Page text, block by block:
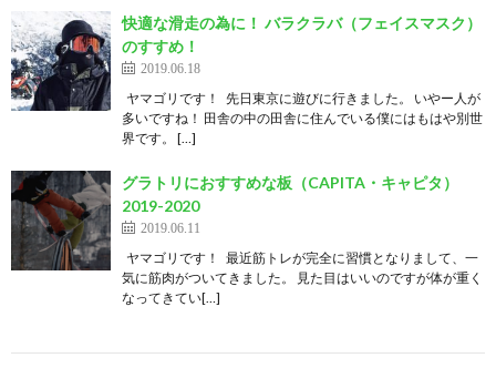
快適な滑走の為に！ バラクラバ（フェイスマスク）
のすすめ！
2019.06.18
ヤマゴリです！ 先日東京に遊びに行きました。 いやー人が
多いですね！ 田舎の中の田舎に住んでいる僕にはもはや別世
界です。 […]
グラトリにおすすめな板（CAPITA・キャピタ）
2019-2020
2019.06.11
ヤマゴリです！ 最近筋トレが完全に習慣となりまして、一
気に筋肉がついてきました。 見た目はいいのですが体が重く
なってきてい[…]